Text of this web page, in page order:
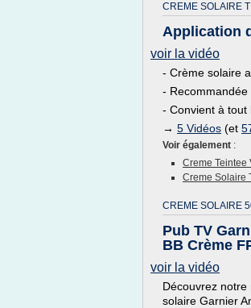
CREME SOLAIRE
Application
voir la vidéo
- Crème solaire
- Recommandée
- Convient à tout
→ 5 Vidéos (et
Voir également :
Creme Teintee
Creme Solaire
CREME SOLAIRE
Pub TV
BB Crème
voir la vidéo
Découvrez notre
solaire Garnier